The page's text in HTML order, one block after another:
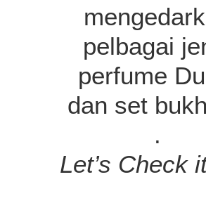
pelbagai
perfume
dan set
.
Let’s Check